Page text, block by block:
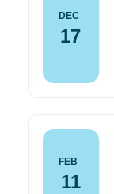
DEC
17
FEB
11